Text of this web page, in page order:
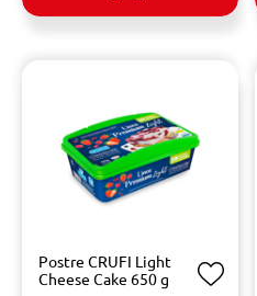
Postre CRUFI Light
Cheese Cake 650 g